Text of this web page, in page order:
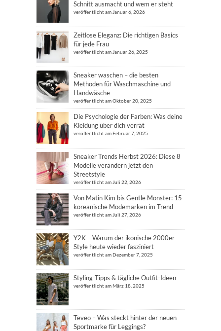
Schnitt ausmacht und wem er steht
veröffentlicht am Januar 6, 2026
Zeitlose Eleganz: Die richtigen Basics
für jede Frau
veröffentlicht am Januar 26, 2025
Sneaker waschen – die besten
Methoden für Waschmaschine und
Handwäsche
veröffentlicht am Oktober 20, 2025
Die Psychologie der Farben: Was deine
Kleidung über dich verrät
veröffentlicht am Februar 7, 2025
Sneaker Trends Herbst 2026: Diese 8
Modelle verändern jetzt den
Streetstyle
veröffentlicht am Juli 22, 2026
Von Matin Kim bis Gentle Monster: 15
koreanische Modemarken im Trend
veröffentlicht am Juli 27, 2026
Y2K – Warum der ikonische 2000er
Style heute wieder fasziniert
veröffentlicht am Dezember 7, 2025
Styling-Tipps & tägliche Outfit-Ideen
veröffentlicht am März 18, 2025
Teveo – Was steckt hinter der neuen
Sportmarke für Leggings?